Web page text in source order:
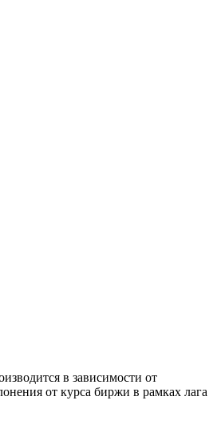
в зависимости от
от курса биржи в рамках лага